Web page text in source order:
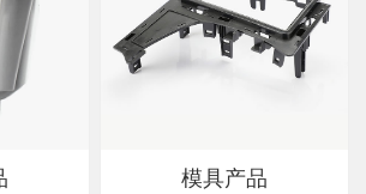
模具产品